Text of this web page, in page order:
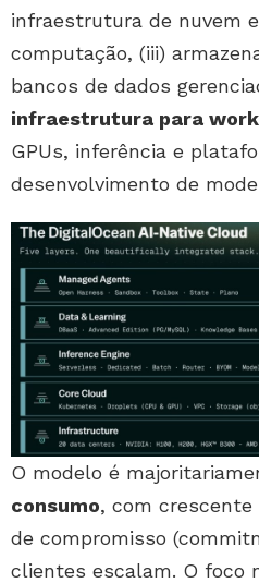
infraestrutura de nuvem
computação, (iii)
bancos de dados
infraestrutura para
GPUs, inferência e
desenvolvimento de
O modelo é
consumo, com
de compromisso
clientes escalam. O foco